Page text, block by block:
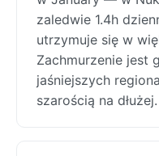
zaledwie 1.4h
utrzymuje się w
Zachmurzenie jest
jaśniejszych
szarością na dłużej.